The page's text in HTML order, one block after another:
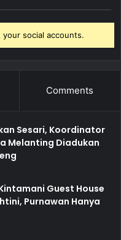
social accounts.
Comments
Sesari, Koordinator
Melanting Diadukan
Guest House
Purnawan Hanya